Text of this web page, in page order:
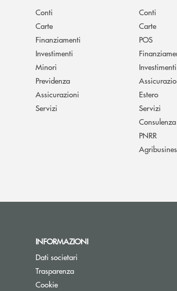
Conti
Carte
Finanziamenti
Investimenti
Minori
Previdenza
Assicurazioni
Servizi
Conti
Carte
POS
Investimenti
Estero
Servizi
Consulenza
PNRR
INFORMAZIONI
Dati societari
Trasparenza
Cookie